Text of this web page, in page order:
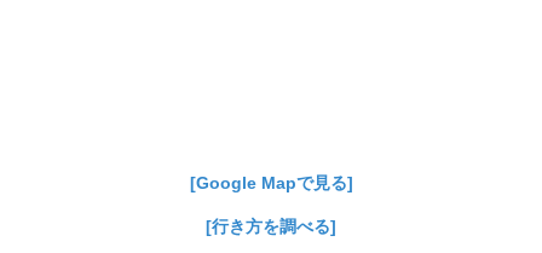
[Google Mapで見る]
[行き方を調べる]